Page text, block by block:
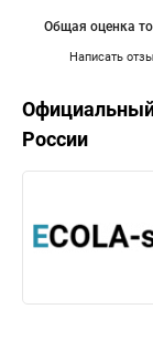
Написать
Общая оценка
России